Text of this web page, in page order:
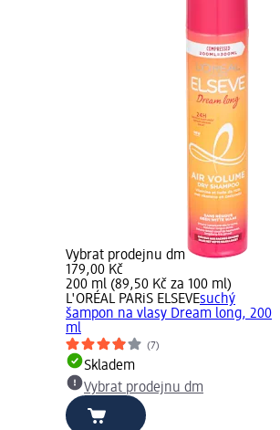
Vybrat prodejnu dm
179,00 Kč
200 ml (89,50 Kč za 100 ml)
L'ORÉAL PARiS ELSEVEsuchý
šampon na vlasy Dream long, 200
ml
(7)
Skladem
Vybrat prodejnu dm